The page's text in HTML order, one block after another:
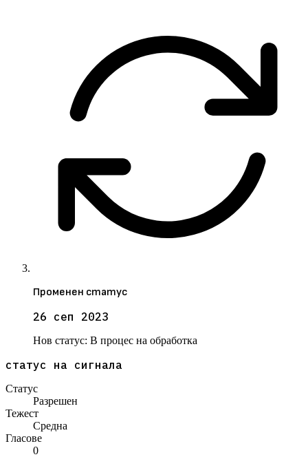
Променен статус
26 сеп 2023
Нов статус: В процес на обработка
статус на сигнала
Статус
Разрешен
Тежест
Средна
Гласове
0